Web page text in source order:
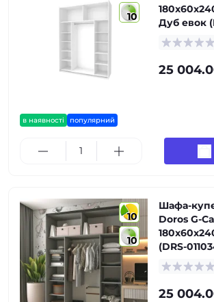
10
в наявності популярний
Дуб евок
25
10
10
Шафа-
Doros G-
(DRS-
25